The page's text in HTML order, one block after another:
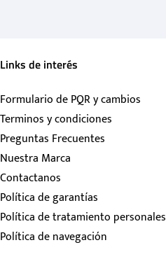
Links de interés
Formulario de PQR y cambios
Terminos y condiciones
Preguntas Frecuentes
Nuestra Marca
Contactanos
Política de garantías
Política de tratamiento personales
Política de navegación